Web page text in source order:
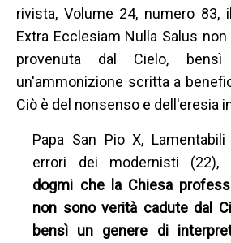
rivista, Volume 24, numero 83,
Extra Ecclesiam Nulla Salus
provenuta dal Cielo,
un'ammonizione scritta a
Ciò è del nonsenso e dell'eresia
Papa San Pio X,
errori dei modernisti (22),
dogmi che la Chiesa
non sono verità cadute dal
bensì un genere di